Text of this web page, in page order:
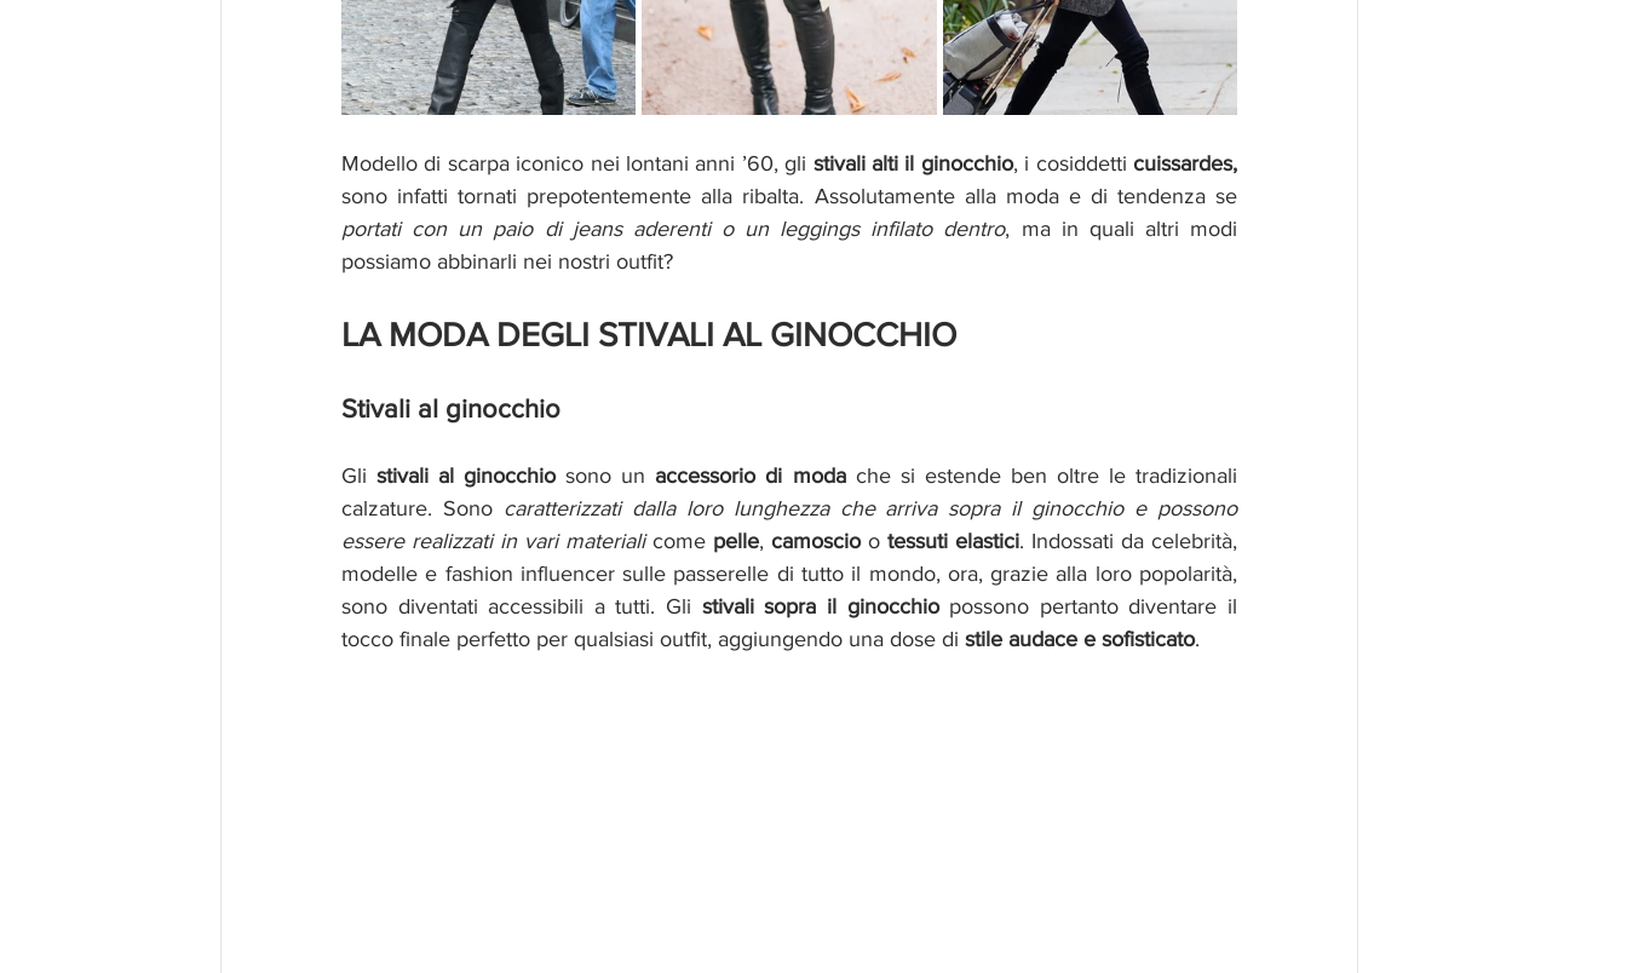
Modello di scarpa iconico nei lontani anni ’60, gli stivali alti il ginocchio, i cosiddetti cuissardes,
portati con un paio di jeans aderenti o un leggings infilato dentro, ma in quali altri modi
possiamo abbinarli nei nostri outfit?
LA MODA DEGLI STIVALI AL GINOCCHIO
Stivali al ginocchio
Gli stivali al ginocchio sono un accessorio di moda che si estende ben oltre le tradizionali
calzature. Sono caratterizzati dalla loro lunghezza che arriva sopra il ginocchio e possono
essere realizzati in vari materiali come pelle, camoscio o tessuti elastici. Indossati da celebrità,
modelle e fashion influencer sulle passerelle di tutto il mondo, ora, grazie alla loro popolarità,
sono diventati accessibili a tutti. Gli stivali sopra il ginocchio possono pertanto diventare il
tocco finale perfetto per qualsiasi outfit, aggiungendo una dose di stile audace e sofisticato.